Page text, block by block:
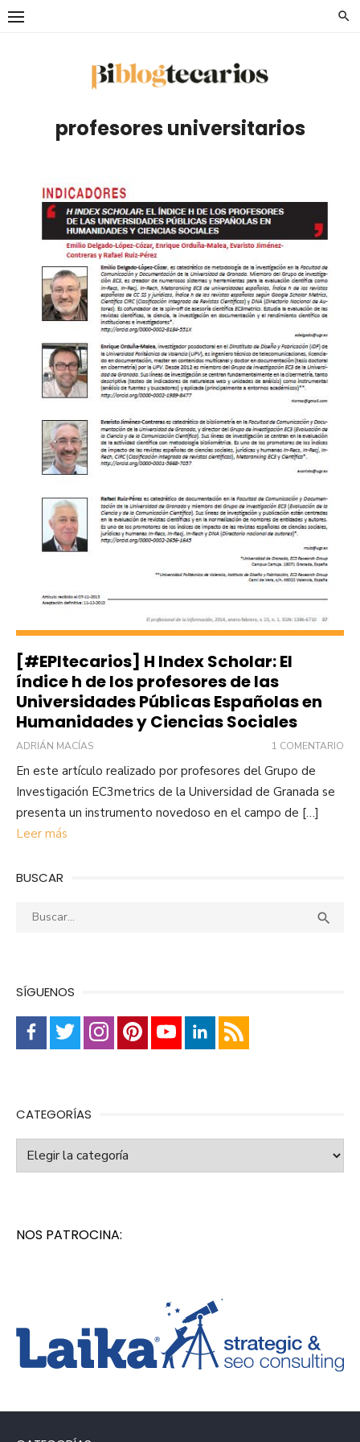
Saltar
profesores universitarios
[#EPItecarios] H Index Scholar: El
índice h de los profesores de las
Universidades Públicas Españolas en
Humanidades y Ciencias Sociales
ADRIÁN MACÍAS 1 COMENTARIO
En este artículo realizado por profesores del Grupo de
Investigación EC3metrics de la Universidad de Granada se
presenta un instrumento novedoso en el campo de […]
Leer más
BUSCAR
Buscar: 
SÍGUENOS
CATEGORÍAS
Categorías
NOS PATROCINA: